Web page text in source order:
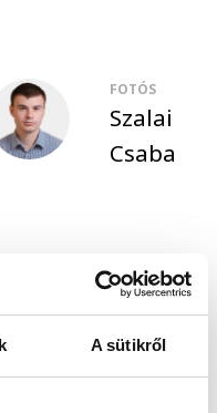
A sütikről
FOTÓS
Szalai
Csaba
BETÖLTÉSE